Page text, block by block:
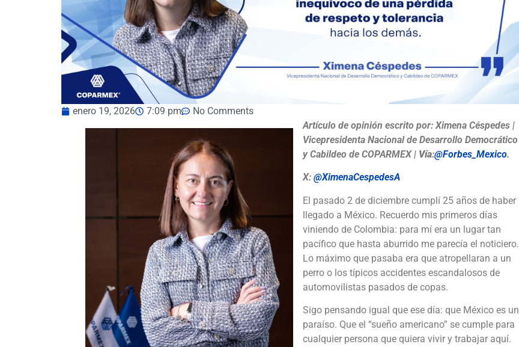
enero 19, 2026 7:09 pm
No Comments
Artículo de opinión escrito por: Ximena Céspedes |
Vicepresidenta Nacional de Desarrollo Democrático
y Cabildeo de COPARMEX | Vía:@Forbes_Mexico.
X: @XimenaCespedesA
El pasado 2 de diciembre cumplí 25 años de haber
llegado a México. Recuerdo mis primeros días
viniendo de Colombia: para mí era un lugar tan
pacífico que hasta aburrido me parecía el noticiero.
Lo máximo que pasaba era que atropellaran a un
perro o los típicos accidentes escandalosos de
automovilistas pasados de copas.
Sigo pensando igual que ese día: que México es un
paraíso. Que el “sueño americano” se cumple para
cualquier persona que quiera vivir y trabajar aquí.